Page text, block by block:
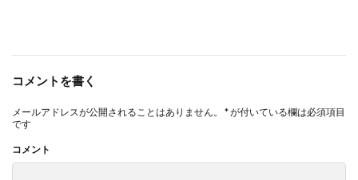
コメントを書く
メールアドレスが公開されることはありません。 *が付いている欄は必須項目
です
コメント